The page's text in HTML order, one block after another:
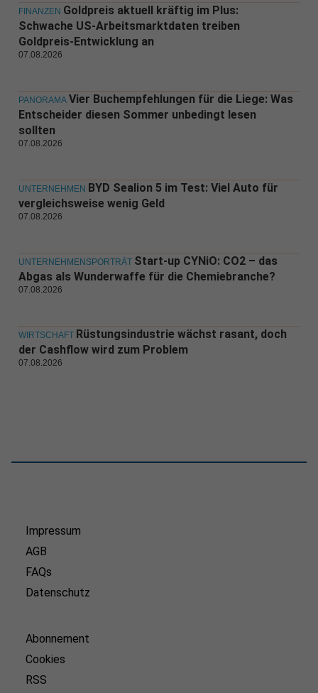
FINANZEN Goldpreis aktuell kräftig im Plus:
Schwache US-Arbeitsmarktdaten treiben
Goldpreis-Entwicklung an
07.08.2026
PANORAMA Vier Buchempfehlungen für die Liege: Was
Entscheider diesen Sommer unbedingt lesen
sollten
07.08.2026
UNTERNEHMEN BYD Sealion 5 im Test: Viel Auto für
vergleichsweise wenig Geld
07.08.2026
UNTERNEHMENSPORTRÄT Start-up CYNiO: CO2 – das
Abgas als Wunderwaffe für die Chemiebranche?
07.08.2026
WIRTSCHAFT Rüstungsindustrie wächst rasant, doch
der Cashflow wird zum Problem
07.08.2026
Impressum
AGB
FAQs
Datenschutz
Abonnement
Cookies
RSS